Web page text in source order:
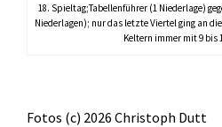
18. Spieltag;Tabellenführer (1 Niederlage)
Niederlagen); nur das letzte Viertel ging an
Keltern immer mit 9 bis
Fotos (c) 2026 Christoph Dutt